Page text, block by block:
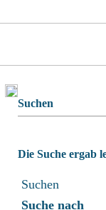
Suchen
Die Suche ergab
Suchen
Suche nach